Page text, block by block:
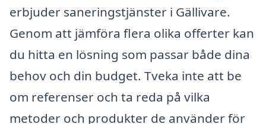
erbjuder saneringstjänster i Gällivare.
Genom att jämföra flera olika offerter kan
du hitta en lösning som passar både dina
behov och din budget. Tveka inte att be
om referenser och ta reda på vilka
metoder och produkter de använder för